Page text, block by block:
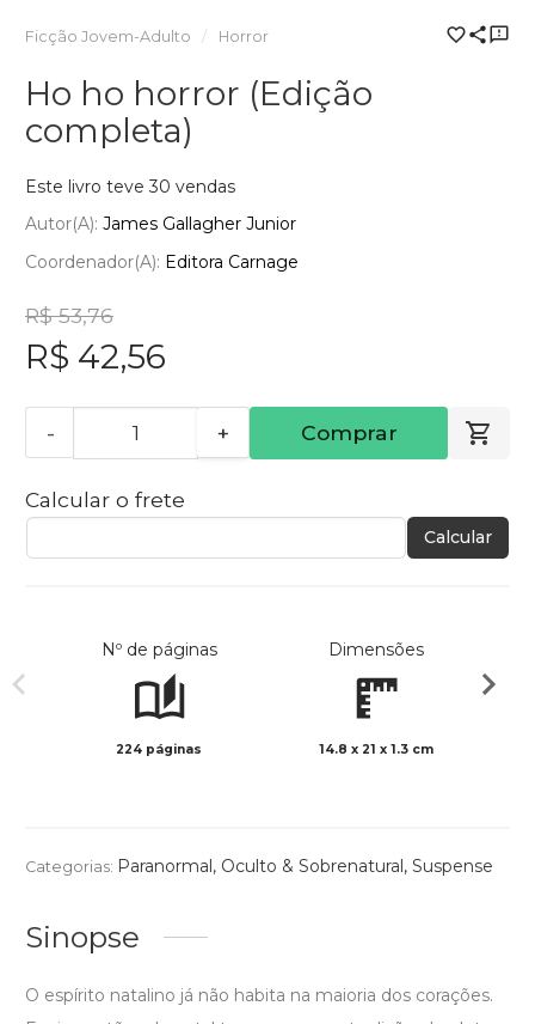
Ficção Jovem-Adulto Horror
Ho ho horror (Edição
completa)
Este livro teve 30 vendas
Autor(a): James Gallagher Junior
Coordenador(a): Editora Carnage
R$ 53,76
R$ 42,56
- + Comprar
Calcular o frete
Calcular
Nº de páginas
224 páginas
Dimensões
14.8 x 21 x 1.3 cm
Categorias: Paranormal, Oculto & Sobrenatural, Suspense
Sinopse
O espírito natalino já não habita na maioria dos corações.